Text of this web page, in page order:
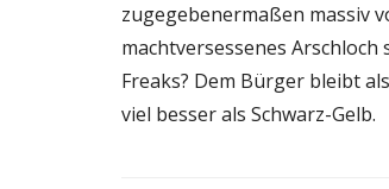
zugegebenermaßen massiv
machtversessenes
Freaks? Dem Bürger bleibt
viel besser als Schwarz-Gelb.